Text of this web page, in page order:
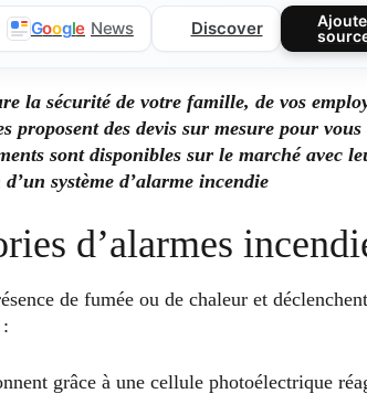
Google News Discover
la sécurité de votre famille, de vos
proposent des devis sur mesure pour
sont disponibles sur le marché avec
système d’alarme incendie
d’alarmes
de fumée ou de chaleur et
grâce à une cellule photoélectrique